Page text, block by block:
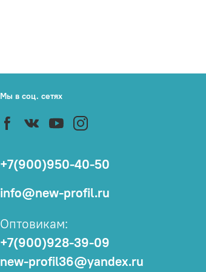
Мы в соц. сетях
+7(900)950-40-50
info@new-profil.ru
Оптовикам:
+7(900)928-39-09
new-profil36@yandex.ru